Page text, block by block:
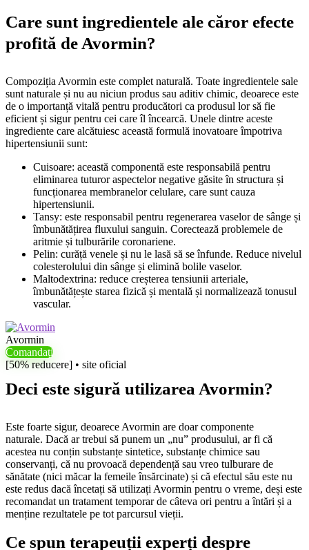
Care sunt ingredientele ale căror efecte
profită de Avormin?
Compoziția Avormin este complet naturală. Toate ingredientele sale
sunt naturale și nu au niciun produs sau aditiv chimic, deoarece este
de o importanță vitală pentru producători ca produsul lor să fie
eficient și sigur pentru cei care îl încearcă. Unele dintre aceste
ingrediente care alcătuiesc această formulă inovatoare împotriva
hipertensiunii sunt:
Cuisoare: această componentă este responsabilă pentru
eliminarea tuturor aspectelor negative găsite în structura și
funcționarea membranelor celulare, care sunt cauza
hipertensiunii.
Tansy: este responsabil pentru regenerarea vaselor de sânge și
îmbunătățirea fluxului sanguin. Corectează problemele de
aritmie și tulburările coronariene.
Pelin: curăță venele și nu le lasă să se înfunde. Reduce nivelul
colesterolului din sânge și elimină bolile vaselor.
Maltodextrina: reduce creșterea tensiunii arteriale,
îmbunătățește starea fizică și mentală și normalizează tonusul
vascular.
Avormin
Comandați
[50% reducere] • site oficial
Deci este sigură utilizarea Avormin?
Este foarte sigur, deoarece Avormin are doar componente
naturale. Dacă ar trebui să punem un „nu” produsului, ar fi că
acestea nu conțin substanțe sintetice, substanțe chimice sau
conservanți, că nu provoacă dependență sau vreo tulburare de
sănătate (nici măcar la femeile însărcinate) și că efectul său este nu
este redus dacă încetați să utilizați Avormin pentru o vreme, deși este
recomandat un tratament temporar de câteva ori pentru a întări și a
menține rezultatele pe tot parcursul vieții.
Ce spun terapeuții experți despre